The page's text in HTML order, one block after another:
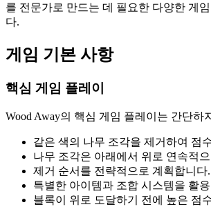
를 전문가로 만드는 데 필요한 다양한 게
다.
게임 기본 사항
핵심 게임 플레이
Wood Away의 핵심 게임 플레이는 간단하
같은 색의 나무 조각을 제거하여 점
나무 조각은 아래에서 위로 연속적
제거 순서를 전략적으로 계획합니다.
특별한 아이템과 조합 시스템을 활
블록이 위로 도달하기 전에 높은 점